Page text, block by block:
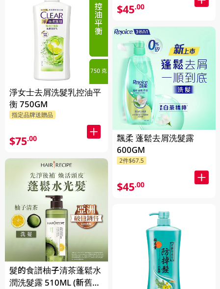
淨女士去屑洗髮乳控油平
衡 750GM
指定品牌送贈品
$75.00
髮的食譜柚子清茶蓬鬆水
潤洗髮露 510ML (新舊包
$45.00
飄柔 蓬鬆去屑洗髮露
600GM
2件$67.5
$45.00